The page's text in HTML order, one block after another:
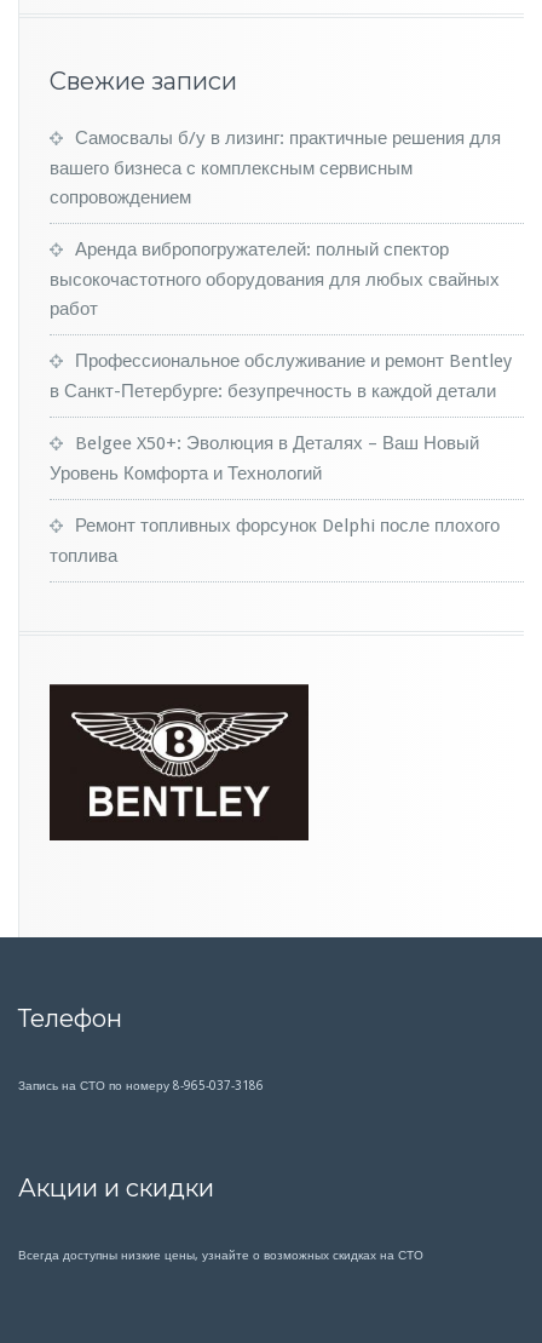
н
о
ы
л
е
н
и
Свежие записи
Самосвалы б/у в лизинг: практичные решения для
вашего бизнеса с комплексным сервисным
сопровождением
Аренда вибропогружателей: полный спектор
высокочастотного оборудования для любых свайных
работ
Профессиональное обслуживание и ремонт Bentley
в Санкт-Петербурге: безупречность в каждой детали
Belgee X50+: Эволюция в Деталях – Ваш Новый
Уровень Комфорта и Технологий
Ремонт топливных форсунок Delphi после плохого
топлива
Телефон
Запись на СТО по номеру 8-965-037-3186
Акции и скидки
Всегда доступны низкие цены, узнайте о возможных скидках на СТО